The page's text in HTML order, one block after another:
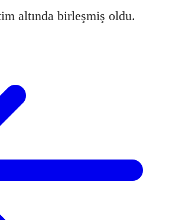
altında birleşmiş oldu.